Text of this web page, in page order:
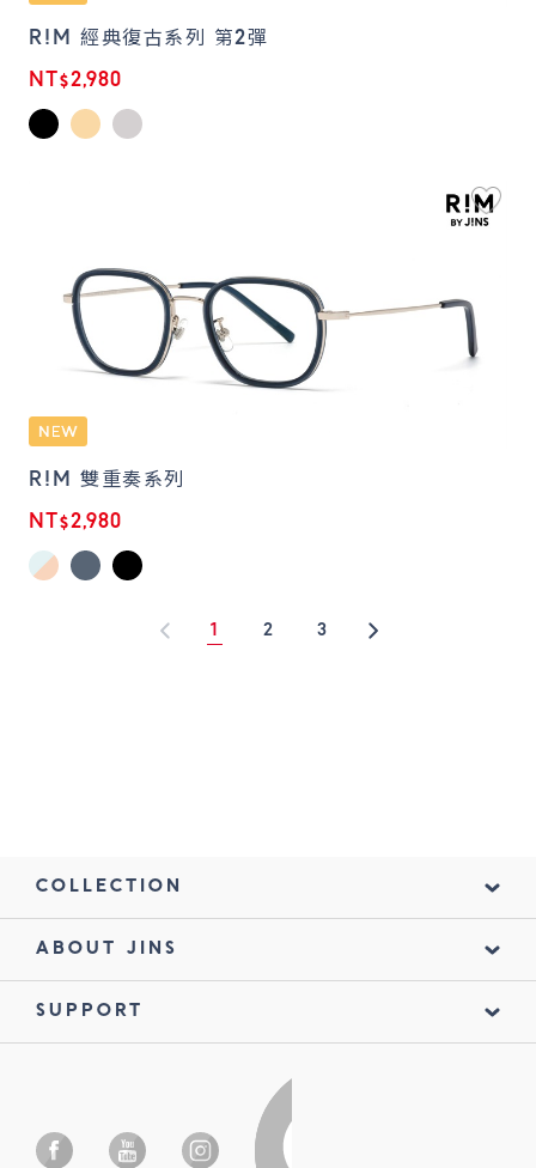
R!M 經典復古系列 第2彈
NT$2,980
R!M 雙重奏系列
NT$2,980
1 2 3
COLLECTION
ABOUT JINS
SUPPORT